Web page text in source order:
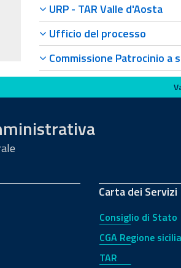
URP - TAR Valle d'Aosta
Ufficio del processo
Commissione Patrocinio a
Carta dei Servizi
Consiglio di Stato
CGA Regione
TAR